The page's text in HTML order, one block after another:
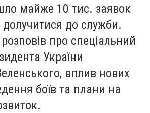
майже 10 тис. заявок
до служби.
про спеціальний
України
вплив нових
боїв та плани на